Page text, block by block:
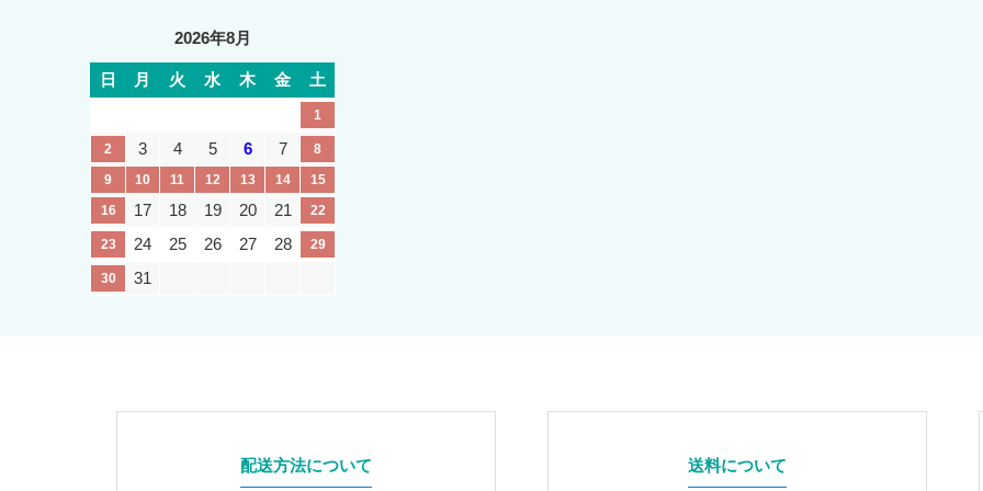
2026年8月
日 月 火 水 木 金 土
1
2 3 4 5 6 7
8
9
10 11 12 13 14
15
16
17 18 19 20 21 22
23 24 25 26 27 28 29
30 31
配送方法について 送料について